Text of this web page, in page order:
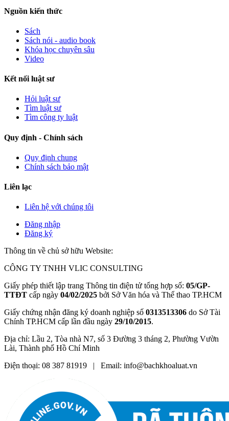
Nguồn kiến thức
Sách
Sách nói - audio book
Khóa học chuyên sâu
Video
Kết nối luật sư
Hỏi luật sư
Tìm luật sư
Tìm công ty luật
Quy định - Chính sách
Quy định chung
Chính sách bảo mật
Liên lạc
Liên hệ với chúng tôi
Đăng nhập
Đăng ký
Thông tin về chủ sở hữu Website:
CÔNG TY TNHH VLIC CONSULTING
Giấy phép thiết lập trang Thông tin điện tử tổng hợp số: 05/GP-
TTĐT cấp ngày 04/02/2025 bởi Sở Văn hóa và Thể thao TP.HCM
Giấy chứng nhận đăng ký doanh nghiệp số 0313513306 do Sở Tài
Chính TP.HCM cấp lần đầu ngày 29/10/2015.
Địa chỉ: Lầu 2, Tòa nhà N7, số 3 Đường 3 tháng 2, Phường Vườn
Lài, Thành phố Hồ Chí Minh
Điện thoại: 08 387 81919 | Email: info@bachkhoaluat.vn